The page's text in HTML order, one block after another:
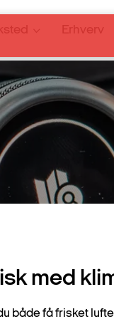
Erhverv
med
både få frisket